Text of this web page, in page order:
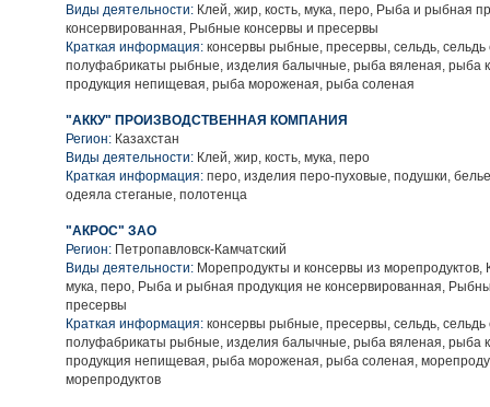
Виды деятельности: Клей, жир, кость, мука, перо, Рыба и рыбная
консервированная, Рыбные консервы и пресервы
Краткая информация: консервы рыбные, пресервы, сельдь, сельдь
полуфабрикаты рыбные, изделия балычные, рыба вяленая, рыба
продукция непищевая, рыба мороженая, рыба соленая
"АККУ" ПРОИЗВОДСТВЕННАЯ КОМПАНИЯ
Регион: Казахстан
Виды деятельности: Клей, жир, кость, мука, перо
Краткая информация: перо, изделия перо-пуховые, подушки,
одеяла стеганые, полотенца
"АКРОС" ЗАО
Регион: Петропавловск-Камчатский
Виды деятельности: Морепродукты и консервы из морепродуктов,
мука, перо, Рыба и рыбная продукция не консервированная,
пресервы
Краткая информация: консервы рыбные, пресервы, сельдь, сельдь
полуфабрикаты рыбные, изделия балычные, рыба вяленая, рыба
продукция непищевая, рыба мороженая, рыба соленая,
морепродуктов